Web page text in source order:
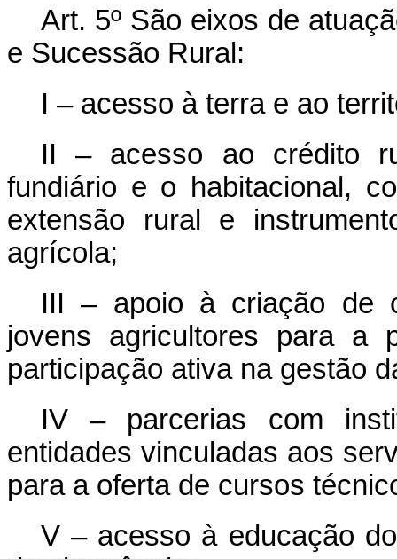
Art. 5ºSão eixos de
e Sucessão Rural:
I – acesso à terra e ao
II – acesso ao crédito
fundiário e o habitacional,
extensão rural e
agrícola;
III – apoio à criação de
jovens agricultores para a
participação ativa na gestão
IV – parcerias com
entidades vinculadas aos
para a oferta de cursos
V – acesso à educação